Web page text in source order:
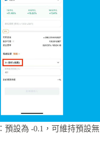
：預設為 -0.1，可維持預設